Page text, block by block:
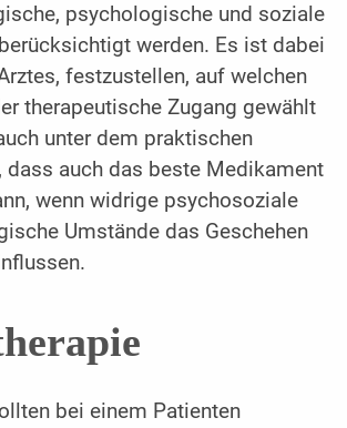
psychologische und soziale
werden. Es ist dabei
festzustellen, auf welchen
therapeutische Zugang gewählt
unter dem praktischen
dass auch das beste Medikament
wenn widrige psychosoziale
Umstände das Geschehen
bei einem Patienten